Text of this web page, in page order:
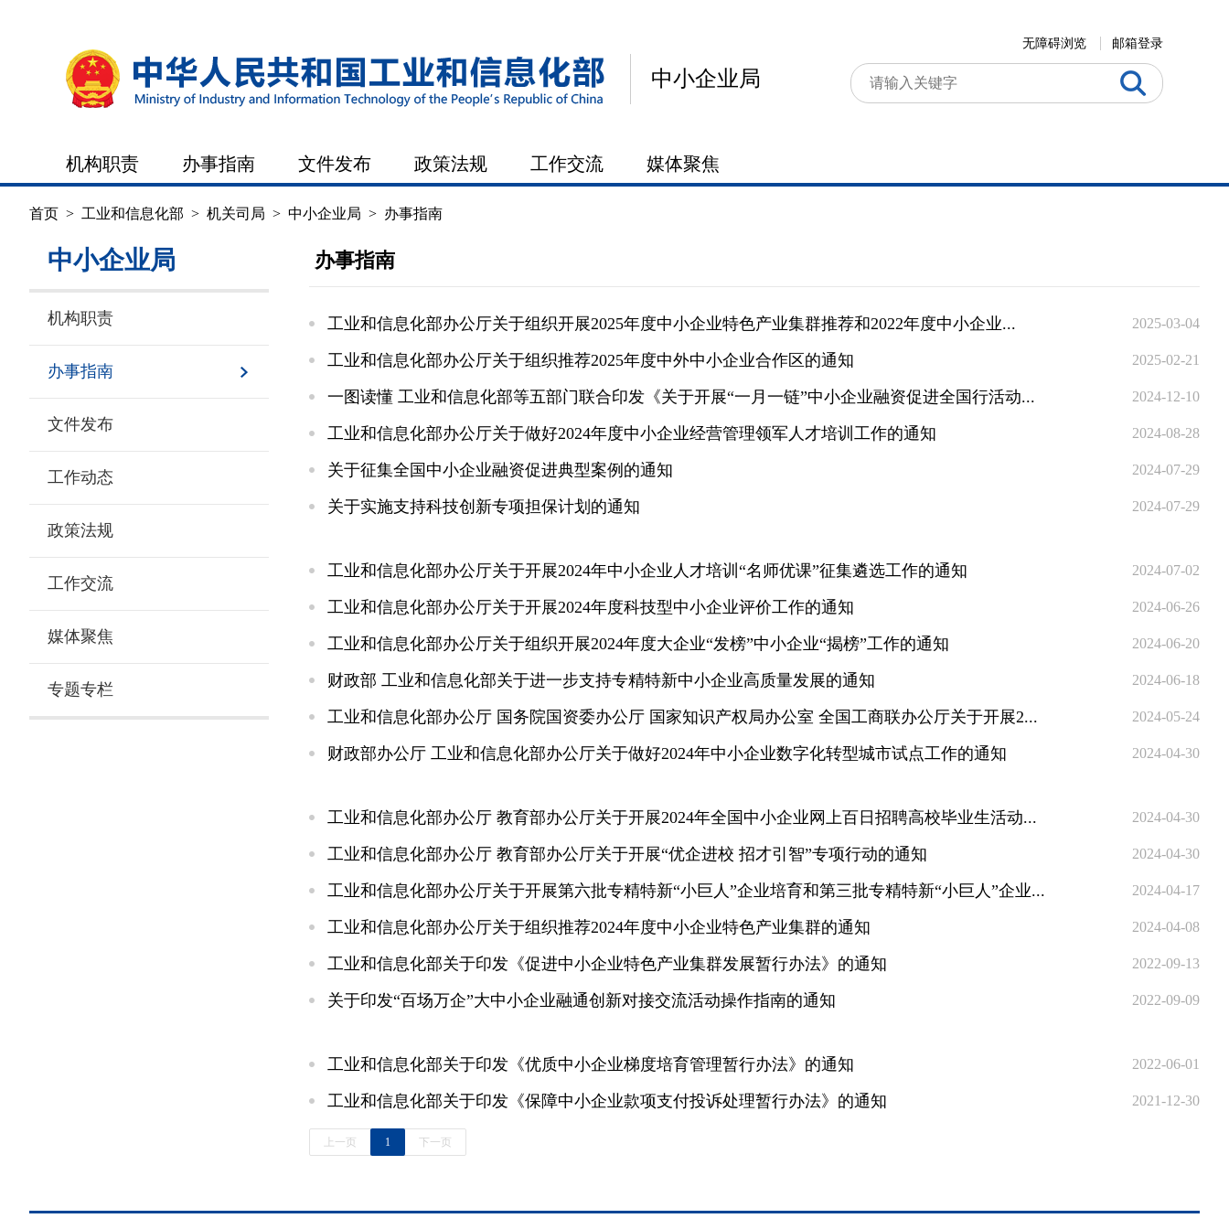
中小企业局
邮箱登录
无障碍浏览
机构职责 办事指南 文件发布 政策法规 工作交流 媒体聚焦
首页 > 工业和信息化部 > 机关司局 > 中小企业局 > 办事指南
中小企业局
机构职责
办事指南
文件发布
工作动态
政策法规
工作交流
媒体聚焦
专题专栏
办事指南
工业和信息化部办公厅关于组织开展2025年度中小企业特色产业集群推荐和2022年度中小企业... 2025-03-04
工业和信息化部办公厅关于组织推荐2025年度中外中小企业合作区的通知 2025-02-21
一图读懂 工业和信息化部等五部门联合印发《关于开展“一月一链”中小企业融资促进全国行活动... 2024-12-10
工业和信息化部办公厅关于做好2024年度中小企业经营管理领军人才培训工作的通知 2024-08-28
关于征集全国中小企业融资促进典型案例的通知 2024-07-29
关于实施支持科技创新专项担保计划的通知 2024-07-29
工业和信息化部办公厅关于开展2024年中小企业人才培训“名师优课”征集遴选工作的通知 2024-07-02
工业和信息化部办公厅关于开展2024年度科技型中小企业评价工作的通知 2024-06-26
工业和信息化部办公厅关于组织开展2024年度大企业“发榜”中小企业“揭榜”工作的通知 2024-06-20
财政部 工业和信息化部关于进一步支持专精特新中小企业高质量发展的通知 2024-06-18
工业和信息化部办公厅 国务院国资委办公厅 国家知识产权局办公室 全国工商联办公厅关于开展2... 2024-05-24
财政部办公厅 工业和信息化部办公厅关于做好2024年中小企业数字化转型城市试点工作的通知 2024-04-30
工业和信息化部办公厅 教育部办公厅关于开展2024年全国中小企业网上百日招聘高校毕业生活动... 2024-04-30
工业和信息化部办公厅 教育部办公厅关于开展“优企进校 招才引智”专项行动的通知 2024-04-30
工业和信息化部办公厅关于开展第六批专精特新“小巨人”企业培育和第三批专精特新“小巨人”企业... 2024-04-17
工业和信息化部办公厅关于组织推荐2024年度中小企业特色产业集群的通知 2024-04-08
工业和信息化部关于印发《促进中小企业特色产业集群发展暂行办法》的通知 2022-09-13
关于印发“百场万企”大中小企业融通创新对接交流活动操作指南的通知 2022-09-09
工业和信息化部关于印发《优质中小企业梯度培育管理暂行办法》的通知 2022-06-01
工业和信息化部关于印发《保障中小企业款项支付投诉处理暂行办法》的通知 2021-12-30
上一页 1 下一页